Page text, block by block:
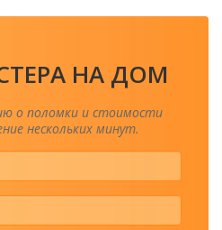
НА ДОМ
о поломки и стоимости
нескольких минут.